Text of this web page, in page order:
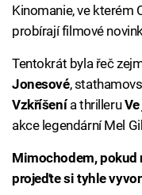
Kinomanie, ve kterém
probírají filmové
Tentokrát byla řeč
Jonesové,
Vzkříšenía thrilleru
akce legendární Mel
Mimochodem, pokud
projeďte si tyhle